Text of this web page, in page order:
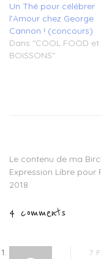
Un Thé pour célébrer
l’Amour chez George
Cannon ! (concours)
Dans "COOL FOOD et
BOISSONS"
valentin,
couteau
deejo
unique,
Navigation
de
l’article
Le contenu de ma
Expression Libre pour
2018
4 comments
7